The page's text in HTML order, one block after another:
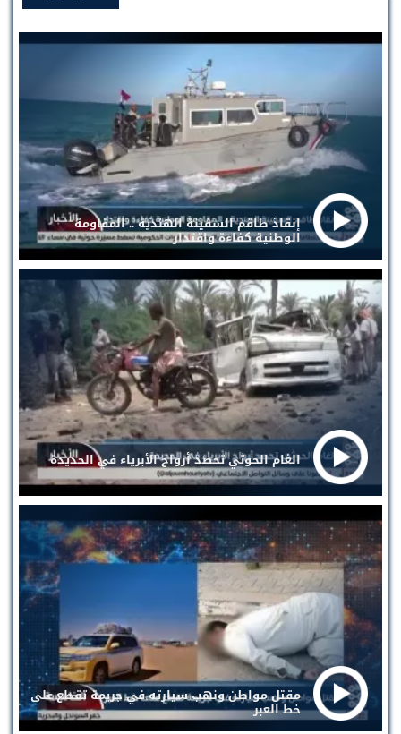
إنقاذ طاقم السفينة الهندية .. المقاومة
الوطنية كفاءة واقتدار
الغام الحوثي تحصد أرواح الأبرياء في الحديدة
مقتل مواطن ونهب سيارته في جريمة تقطع على
خط العبر